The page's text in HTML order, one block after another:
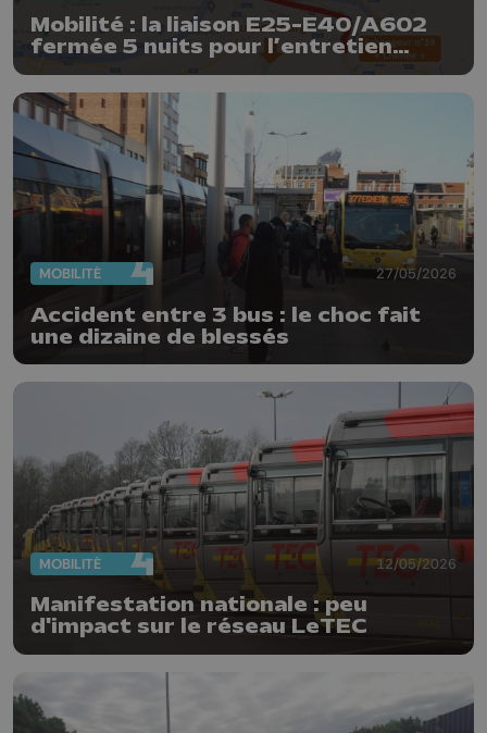
Mobilité : la liaison E25-E40/A602
fermée 5 nuits pour l’entretien
MOBILITÉ 27/05/2026
Accident entre 3 bus : le choc fait
une dizaine de blessés
MOBILITÉ 12/05/2026
Manifestation nationale : peu
d'impact sur le réseau LeTEC